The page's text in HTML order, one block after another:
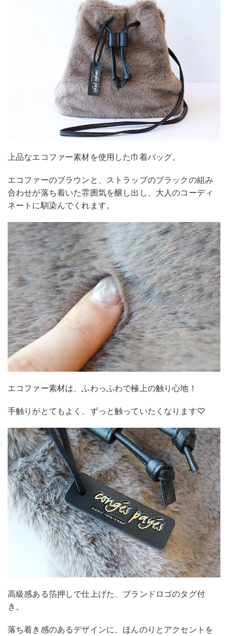
上品なエコファー素材を使用した巾着バッグ。
エコファーのブラウンと、ストラップのブラックの組み
合わせが落ち着いた雰囲気を醸し出し、大人のコーディ
ネートに馴染んでくれます。
エコファー素材は、ふわっふわで極上の触り心地！
手触りがとてもよく、ずっと触っていたくなります♡
高級感ある箔押しで仕上げた、ブランドロゴのタグ付
き。
落ち着き感のあるデザインに、ほんのりとアクセントを